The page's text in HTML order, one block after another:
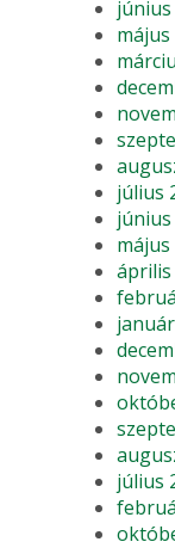
június
május
július
június
május
április
július